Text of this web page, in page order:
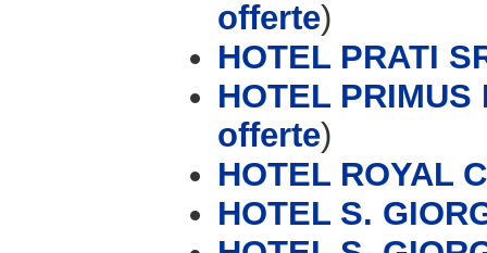
offerte)
HOTEL PRATI
HOTEL
offerte)
HOTEL ROYAL
HOTEL S.